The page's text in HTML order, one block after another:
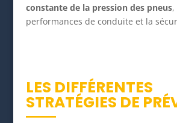
constante de la pression des pneus,
performances de conduite et la
LES DIFFÉRENTES
STRATÉGIES DE